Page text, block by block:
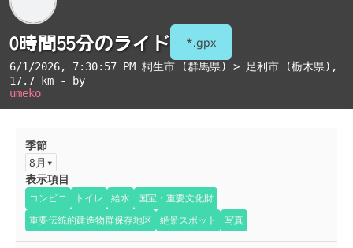
0時間55分のライド *.gpx
6/1/2026, 7:30:57 PM 桐生市 (群馬県) > 足利市 (栃木県) ,
17.7 km - by
umeko
季節
8月
表示項目
コンビニ トイレ 給水
国宝・重要文化財
重要伝統的建造物群保存地区
絶景スポット 写真